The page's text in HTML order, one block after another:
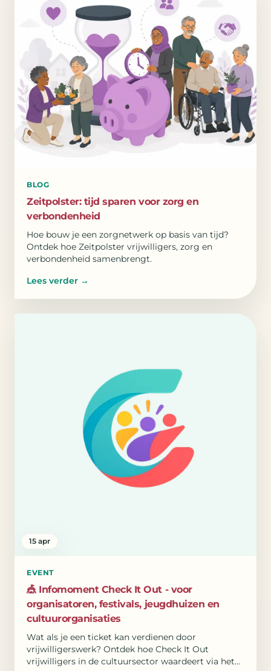
BLOG
Zeitpolster: tijd sparen voor zorg en
verbondenheid
Hoe bouw je een zorgnetwerk op basis van tijd?
Ontdek hoe Zeitpolster vrijwilligers, zorg en
verbondenheid samenbrengt.
Lees verder →
15 apr
EVENT
🎪 Infomoment Check It Out - voor
organisatoren, festivals, jeugdhuizen en
cultuurorganisaties
Wat als je een ticket kan verdienen door
vrijwilligerswerk? Ontdek hoe Check It Out
vrijwilligers in de cultuursector waardeert via het